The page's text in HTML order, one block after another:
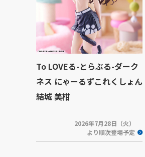
To LOVEる-とらぶる-ダーク
ネス にゃーるずこれくしょん
結城 美柑
2026年7月28日（火）
より順次登場予定